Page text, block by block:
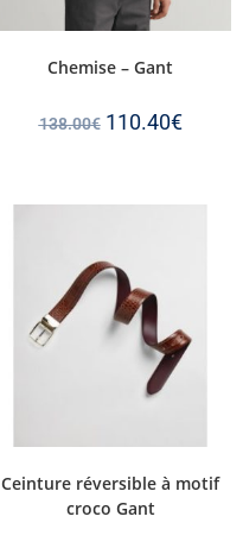
Chemise – Gant
138.00€ 110.40€
Ceinture réversible à motif
croco Gant